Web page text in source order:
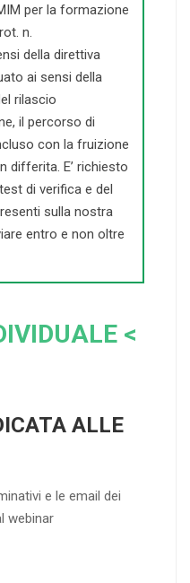
per la formazione
n.
della direttiva
ai sensi della
rilascio
il percorso di
con la fruizione
differita. E’ richiesto
di verifica e del
sulla nostra
entro e non oltre
<
ALLE
e le email dei
webinar